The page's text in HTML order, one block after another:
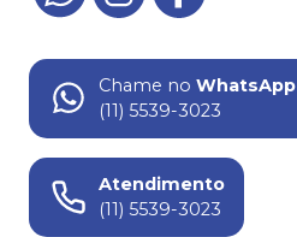
Chame no WhatsApp
(11) 5539-3023
Atendimento
(11) 5539-3023